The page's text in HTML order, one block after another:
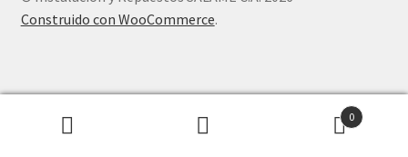
Construido con WooCommerce.
0